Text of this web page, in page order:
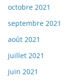
octobre 2021
septembre 2021
août 2021
juillet 2021
juin 2021